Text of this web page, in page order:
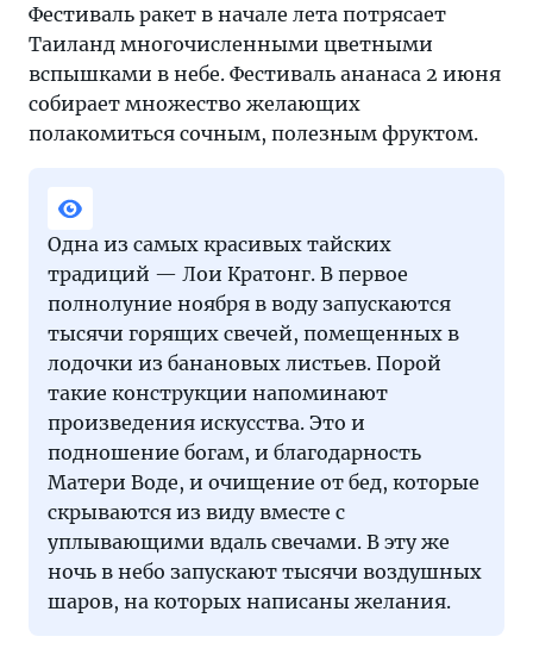
Фестиваль ракет в начале лета потрясает
Таиланд многочисленными цветными
вспышками в небе. Фестиваль ананаса 2 июня
собирает множество желающих
полакомиться сочным, полезным фруктом.
Одна из самых красивых тайских
традиций — Лои Кратонг. В первое
полнолуние ноября в воду запускаются
тысячи горящих свечей, помещенных в
лодочки из банановых листьев. Порой
такие конструкции напоминают
произведения искусства. Это и
подношение богам, и благодарность
Матери Воде, и очищение от бед, которые
скрываются из виду вместе с
уплывающими вдаль свечами. В эту же
ночь в небо запускают тысячи воздушных
шаров, на которых написаны желания.